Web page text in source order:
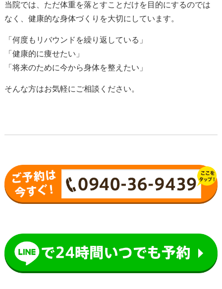
当院では、ただ体重を落とすことだけを目的にするのでは
なく、健康的な身体づくりを大切にしています。
「何度もリバウンドを繰り返している」
「健康的に痩せたい」
「将来のために今から身体を整えたい」
そんな方はお気軽にご相談ください。